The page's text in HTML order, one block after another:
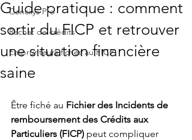
Concilys Pro
Rachat de crédits
Emprunteurs fichés au FICP
Guide pratique : comment
sortir du FICP et retrouver
une situation financière
saine
Être fiché au Fichier des Incidents de
remboursement des Crédits aux
Particuliers (FICP) peut compliquer